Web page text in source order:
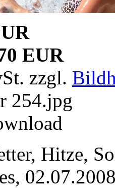
EUR
zzgl.
254.jpg
Hitze,